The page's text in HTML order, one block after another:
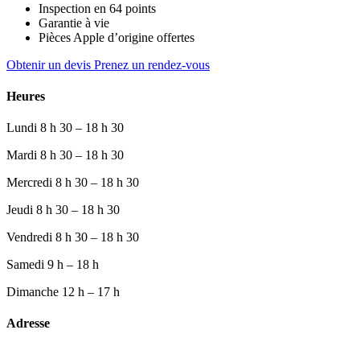
Inspection en 64 points
Garantie à vie
Pièces Apple d’origine offertes
Obtenir un devis Prenez un rendez-vous
Heures
Lundi 8 h 30 – 18 h 30
Mardi 8 h 30 – 18 h 30
Mercredi 8 h 30 – 18 h 30
Jeudi 8 h 30 – 18 h 30
Vendredi 8 h 30 – 18 h 30
Samedi 9 h – 18 h
Dimanche 12 h – 17 h
Adresse